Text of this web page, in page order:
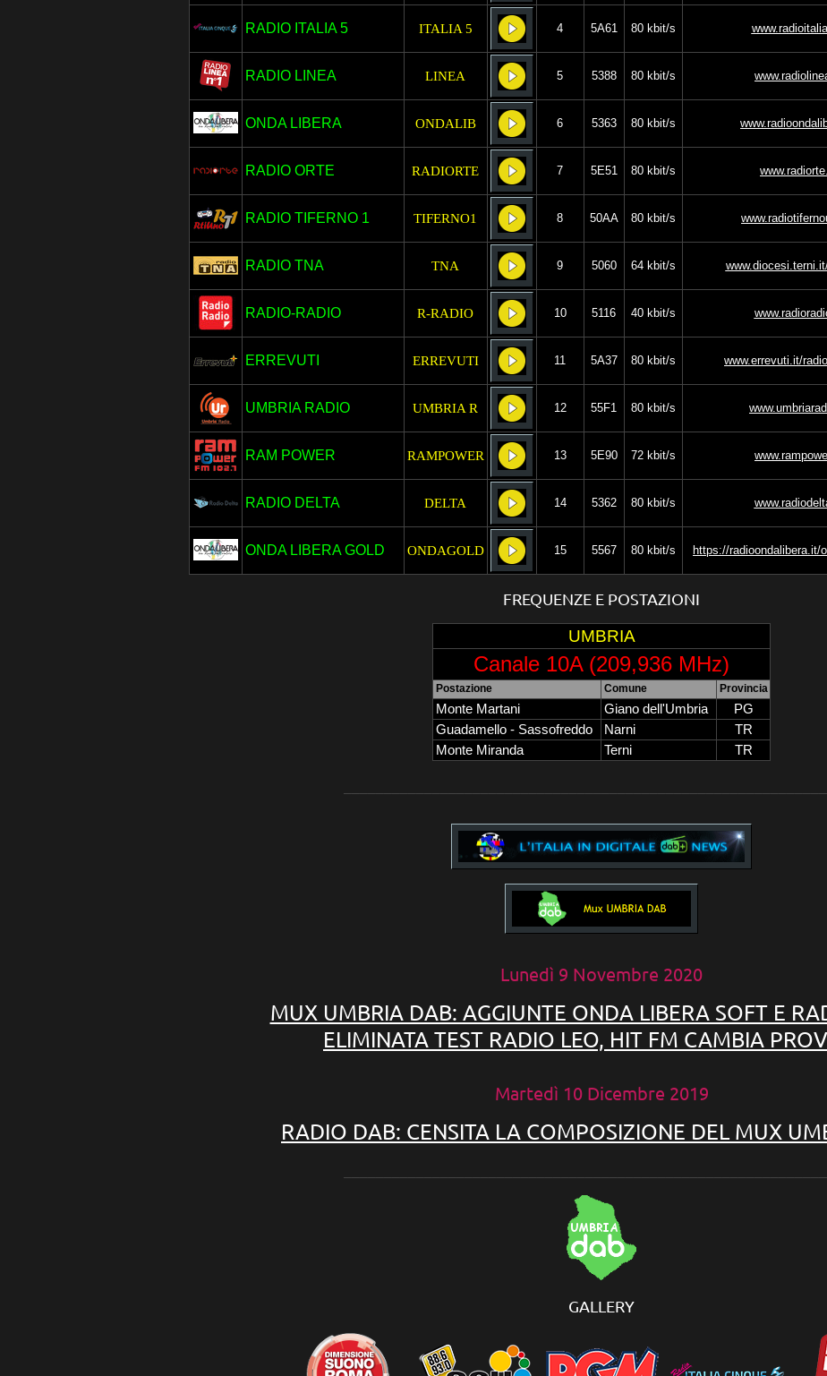
RADIO ITALIA 5 ITALIA 5 4 5A61 80 kbit/s
RADIO LINEA LINEA 5 5388 80 kbit/s
ONDA LIBERA ONDALIB 6 5363 80 kbit/s
RADIO ORTE RADIORTE 7 5E51 80 kbit/s
RADIO TIFERNO 1 TIFERNO1 8 50AA 80 kbit/s
RADIO TNA TNA 9 5060 64 kbit/s
RADIO-RADIO R-RADIO 10 5116 40 kbit/s
ERREVUTI ERREVUTI 11 5A37 80 kbit/s www.errevuti.it/
UMBRIA RADIO UMBRIA R 12 55F1 80 kbit/s
RAM POWER RAMPOWER 13 5E90 72 kbit/s
RADIO DELTA DELTA 14 5362 80 kbit/s
ONDA LIBERA GOLD ONDAGOLD 15 5567 80 kbit/s https://radioondalibera.it/
FREQUENZE E POSTAZIONI
UMBRIA
Canale 10A (209,936 MHz)
Postazione Comune Provincia
Monte Martani Giano dell'Umbria
PG
Guadamello - Sassofreddo
Narni
TR
Monte Miranda
Terni TR
Lunedì 9 Novembre 2020
MUX UMBRIA DAB: AGGIUNTE ONDA LIBERA SOFT E
ELIMINATA TEST RADIO LEO, HIT FM CAMBIA
Martedì 10 Dicembre 2019
RADIO DAB: CENSITA LA COMPOSIZIONE DEL MUX
GALLERY